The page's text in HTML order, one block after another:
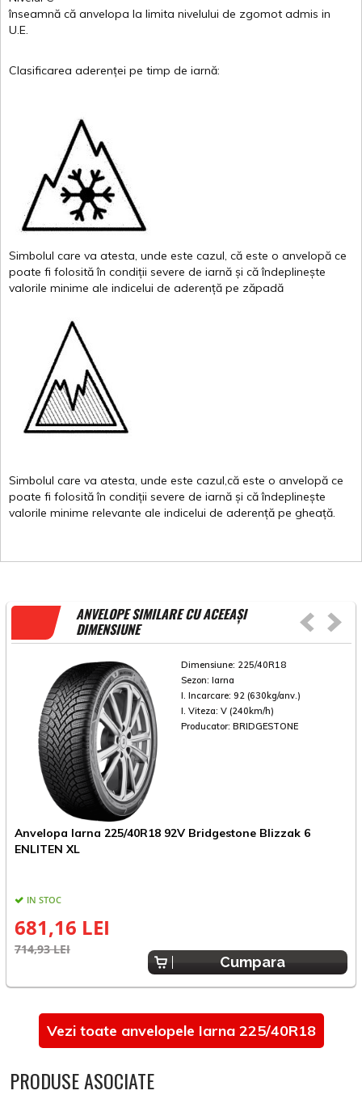
înseamnă că anvelopa la limita nivelului de zgomot admis in
U.E.
Clasificarea aderenței pe timp de iarnă:
Simbolul care va atesta, unde este cazul, că este o anvelopă ce
poate fi folosită în condiții severe de iarnă și că îndeplinește
valorile minime ale indicelui de aderență pe zăpadă
Simbolul care va atesta, unde este cazul,că este o anvelopă ce
poate fi folosită în condiții severe de iarnă și că îndeplinește
valorile minime relevante ale indicelui de aderență pe gheață.
ANVELOPE SIMILARE CU ACEEAȘI
DIMENSIUNE
Dimensiune: 225/40R18
Sezon: Iarna
I. Incarcare: 92 (630kg/anv.)
I. Viteza: V (240km/h)
Producator: BRIDGESTONE
Anvelopa Iarna 225/40R18 92V Bridgestone Blizzak 6
ENLITEN XL
IN STOC
681,16 LEI
714,93 LEI
Cumpara
Vezi toate anvelopele Iarna 225/40R18
PRODUSE ASOCIATE